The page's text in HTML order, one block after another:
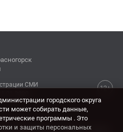
12+
СМИ
область, г. Красногорск,
городского округа
может собирать данные,
программы . Это
и защиты персональных